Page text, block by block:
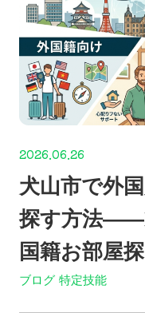
2026.06.26
犬山市で外
探す方法——
国籍お部屋
ブログ 特定技能